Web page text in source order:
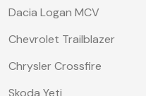
Dacia Logan MCV
Chevrolet Trailblazer
Chrysler Crossfire